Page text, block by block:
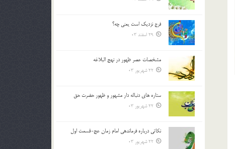
فرج نزدیک است یعنی چه؟
29 اسفند 03
مشخصات عصر ظهور در نهج البلاغه
22 شهریور 03
ستاره های دنباله دار مشهور و ظهور حضرت حق
22 شهریور 03
نکاتى درباره فرماندهى امام زمان عج-قسمت اول
22 شهریور 03